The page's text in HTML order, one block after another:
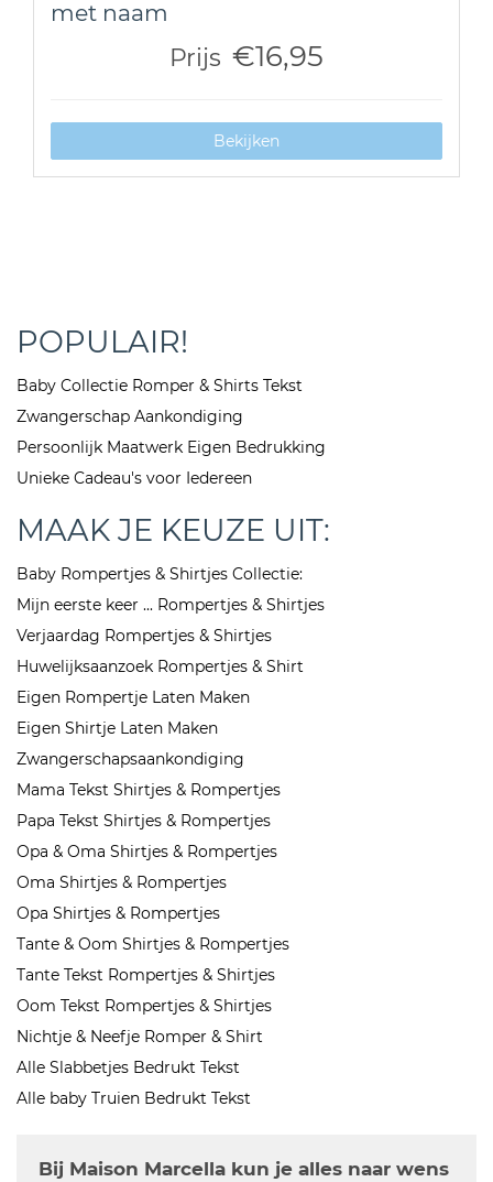
met naam
Prijs €16,95
Bekijken
POPULAIR!
Baby Collectie Romper & Shirts Tekst
Zwangerschap Aankondiging
Persoonlijk Maatwerk Eigen Bedrukking
Unieke Cadeau's voor Iedereen
MAAK JE KEUZE UIT:
Baby Rompertjes & Shirtjes Collectie:
Mijn eerste keer ... Rompertjes & Shirtjes
Verjaardag Rompertjes & Shirtjes
Huwelijksaanzoek Rompertjes & Shirt
Eigen Rompertje Laten Maken
Eigen Shirtje Laten Maken
Zwangerschapsaankondiging
Mama Tekst Shirtjes & Rompertjes
Papa Tekst Shirtjes & Rompertjes
Opa & Oma Shirtjes & Rompertjes
Oma Shirtjes & Rompertjes
Opa Shirtjes & Rompertjes
Tante & Oom Shirtjes & Rompertjes
Tante Tekst Rompertjes & Shirtjes
Oom Tekst Rompertjes & Shirtjes
Nichtje & Neefje Romper & Shirt
Alle Slabbetjes Bedrukt Tekst
Alle baby Truien Bedrukt Tekst
Bij Maison Marcella kun je alles naar wens